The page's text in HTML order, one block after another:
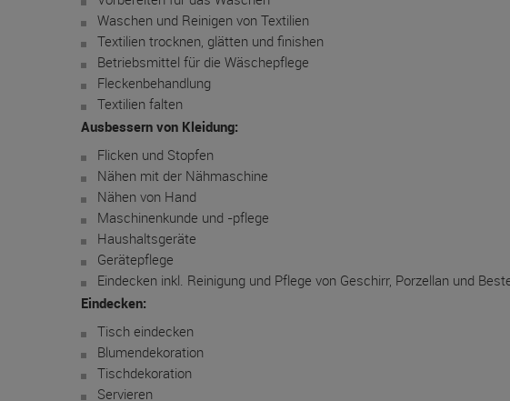
Waschen und Reinigen von Textilien
Textilien trocknen, glätten und finishen
Betriebsmittel für die Wäschepflege
Fleckenbehandlung
Textilien falten
Ausbessern von Kleidung:
Flicken und Stopfen
Nähen mit der Nähmaschine
Nähen von Hand
Maschinenkunde und -pflege
Haushaltsgeräte
Gerätepflege
Eindecken inkl. Reinigung und Pflege von Geschirr, Porzellan und
Eindecken:
Tisch eindecken
Blumendekoration
Tischdekoration
Servieren